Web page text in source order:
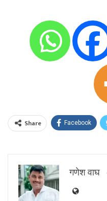
Share Facebook
गणेश वाघ